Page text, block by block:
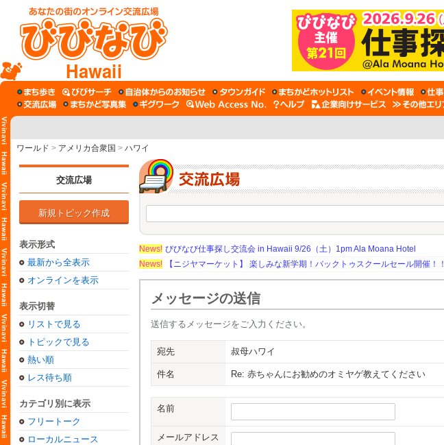
Hawaii
ワールド > アメリカ合衆国 > ハワイ
交流広場
新規トピック作成
表示形式
最新から全表示
オンラインを表示
表示切替
リストで見る
トピックで見る
熱い順
レス待ち順
カテゴリ別に表示
フリートーク
ローカルニュース
News! びびなび仕事探し交流会 in Hawaii 9/26（土）1pm Ala Moana Hotel
News!
【ニジヤマーケット】 楽しみな新学期！バックトゥスクールセール開催！！
メッセージの送信
送信するメッセージをご入力ください。
宛先 叔母ハワイ
件名 Re: 赤ちゃんにお勧めのオミヤゲ教えてください
名前
メールアドレス